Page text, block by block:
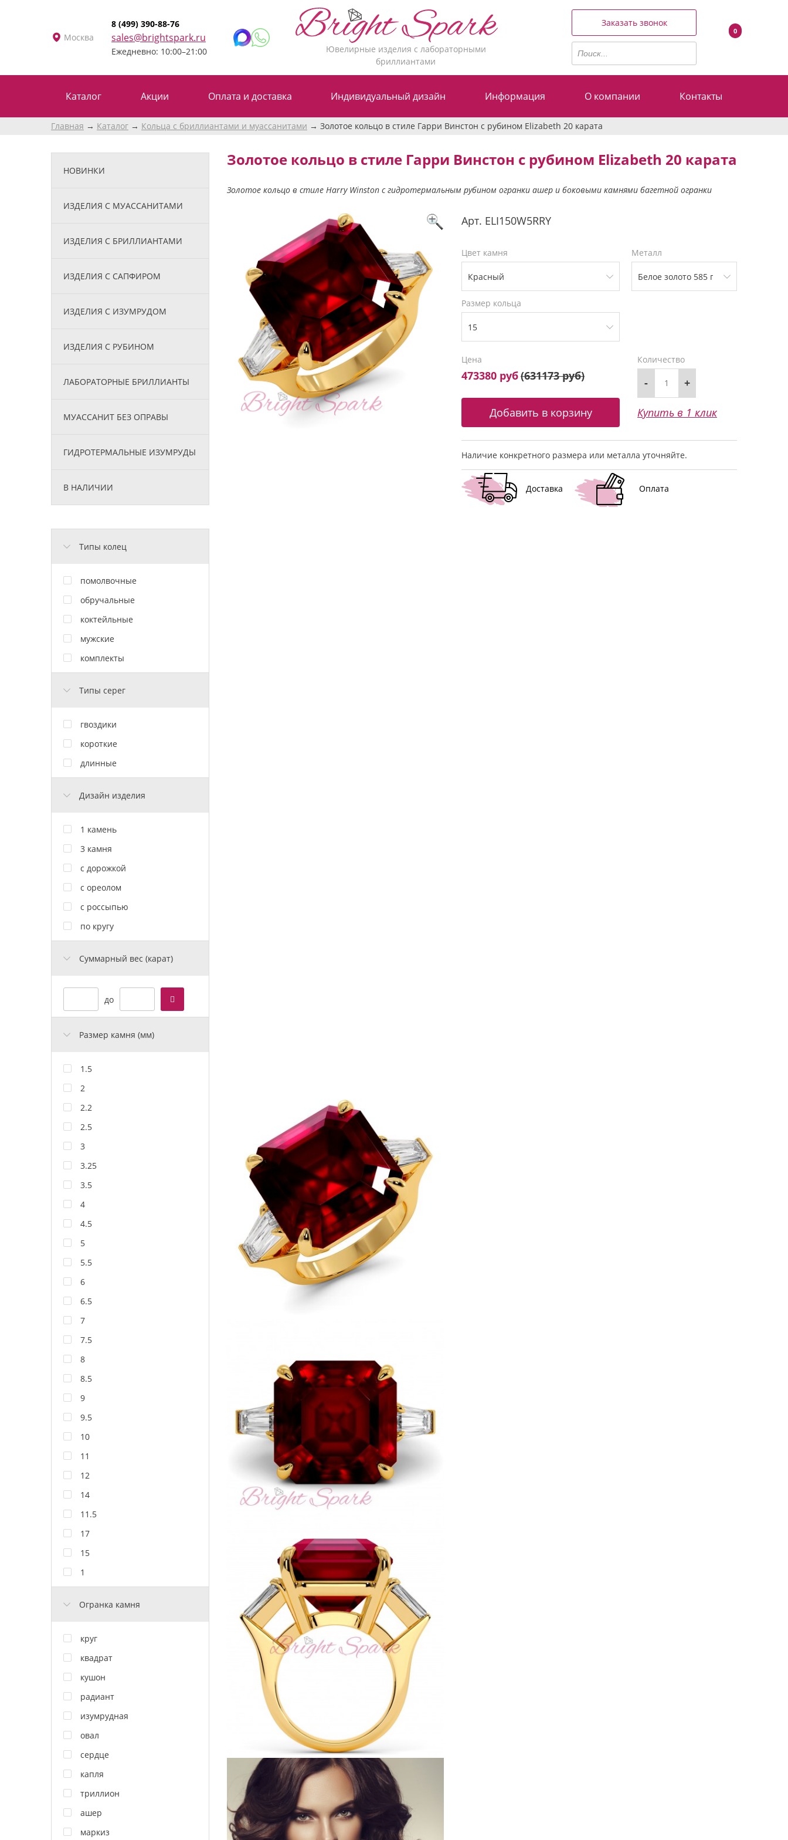
Москва
8 (499) 390-88-76
sales@brightspark.ru
Ежедневно: 10:00–21:00
Ювелирные изделия с лабораторными
бриллиантами
Заказать звонок
0
Каталог Акции Оплата и доставка Индивидуальный дизайн Информация О компании Контакты
Главная Каталог Кольца с бриллиантами и муассанитами Золотое кольцо в стиле Гарри Винстон с рубином Elizabeth 20 карата
НОВИНКИ
ИЗДЕЛИЯ С МУАССАНИТАМИ
ИЗДЕЛИЯ С БРИЛЛИАНТАМИ
ИЗДЕЛИЯ С САПФИРОМ
ИЗДЕЛИЯ С ИЗУМРУДОМ
ИЗДЕЛИЯ С РУБИНОМ
ЛАБОРАТОРНЫЕ БРИЛЛИАНТЫ
МУАССАНИТ БЕЗ ОПРАВЫ
ГИДРОТЕРМАЛЬНЫЕ ИЗУМРУДЫ
В НАЛИЧИИ
Типы колец
помолвочные
обручальные
коктейльные
мужские
комплекты
Типы серег
гвоздики
короткие
длинные
Дизайн изделия
1 камень
3 камня
с дорожкой
с ореолом
с россыпью
по кругу
Cуммарный вес (карат)
до
Размер камня (мм)
1.5
2
2.2
2.5
3
3.25
3.5
4
4.5
5
5.5
6
6.5
7
7.5
8
8.5
9
9.5
10
11
12
14
11.5
17
15
1
Огранка камня
круг
квадрат
кушон
радиант
изумрудная
овал
сердце
капля
триллион
ашер
маркиз
Золотое кольцо в стиле Гарри Винстон с рубином Elizabeth 20 карата
Золотое кольцо в стиле Harry Winston с гидротермальным рубином огранки ашер и боковыми камнями багетной огранки
Арт. ELI150W5RRY
Цвет камня Металл
Размер кольца
Цена
473380 руб(631173 руб)
Количество
- +
Купить в 1 клик
Наличие конкретного размера или металла уточняйте.
Доставка Оплата